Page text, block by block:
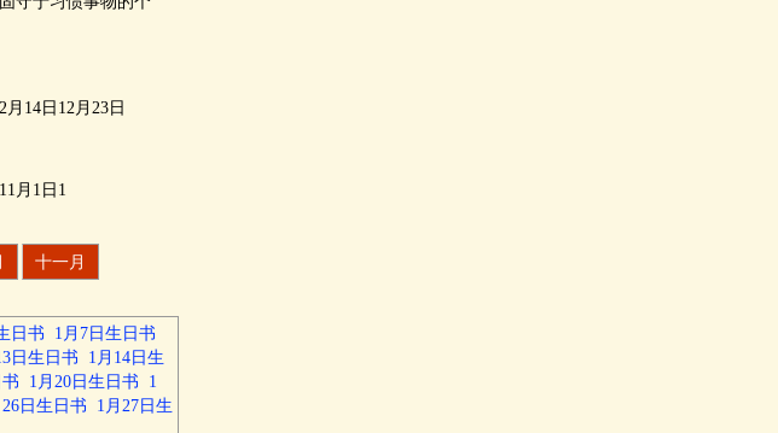
14日12月23日
月1日1
十一月
日书
1月7日生日书
日生日书
1月14日生
1月20日生日书
1
26日生日书
1月27日生